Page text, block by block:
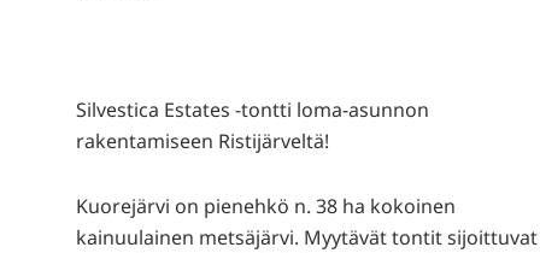
Silvestica Estates -tontti loma-asunnon
rakentamiseen Ristijärveltä!
Kuorejärvi on pienehkö n. 38 ha kokoinen
kainuulainen metsäjärvi. Myytävät tontit sijoittuvat